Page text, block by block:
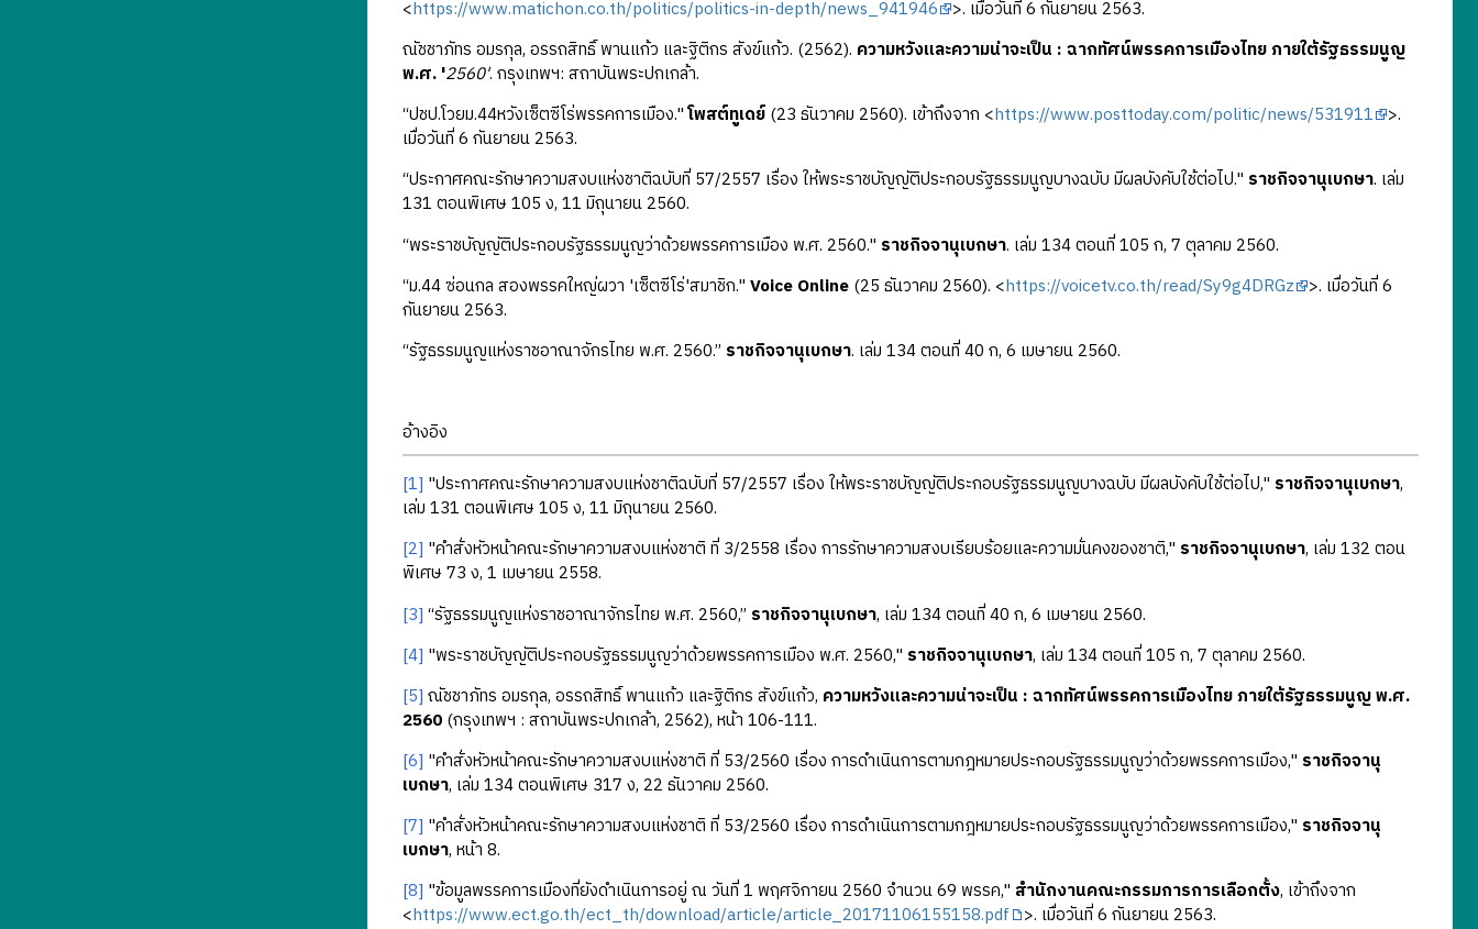
<https://www.matichon.co.th/politics/politics-in-depth/news_941946 >. เมื่อวันที่ 6 กันยายน 2563.
ณัชชาภัทร อมรกุล, อรรถสิทธิ์ พานแก้ว และฐิติกร สังข์แก้ว. (2562). ความหวังและความน่าจะเป็น : ฉากทัศน์พรรคการเมืองไทย ภายใต้รัฐธรรมนูญ
พ.ศ. '2560'. กรุงเทพฯ: สถาบันพระปกเกล้า.
“ปชป.โวยม.44หวังเซ็ตซีโร่พรรคการเมือง."โพสต์ทูเดย์(23 ธันวาคม 2560). เข้าถึงจาก <https://www.posttoday.com/politic/news/531911 >.
เมื่อวันที่ 6 กันยายน 2563.
“ประกาศคณะรักษาความสงบแห่งชาติฉบับที่ 57/2557 เรื่อง ให้พระราชบัญญัติประกอบรัฐธรรมนูญบางฉบับ มีผลบังคับใช้ต่อไป." ราชกิจจานุเบกษา. เล่ม
131 ตอนพิเศษ 105 ง, 11 มิถุนายน 2560.
“พระราชบัญญัติประกอบรัฐธรรมนูญว่าด้วยพรรคการเมือง พ.ศ. 2560." ราชกิจจานุเบกษา. เล่ม 134 ตอนที่ 105 ก, 7 ตุลาคม 2560.
“ม.44 ซ่อนกล สองพรรคใหญ่ผวา 'เซ็ตซีโร่'สมาชิก." Voice Online(25 ธันวาคม 2560). <https://voicetv.co.th/read/Sy9g4DRGz >. เมื่อวันที่ 6
กันยายน 2563.
“รัฐธรรมนูญแห่งราชอาณาจักรไทย พ.ศ. 2560.” ราชกิจจานุเบกษา. เล่ม 134 ตอนที่ 40 ก, 6 เมษายน 2560.
อ้างอิง
[1] "ประกาศคณะรักษาความสงบแห่งชาติฉบับที่ 57/2557 เรื่อง ให้พระราชบัญญัติประกอบรัฐธรรมนูญบางฉบับ มีผลบังคับใช้ต่อไป," ราชกิจจานุเบกษา,
เล่ม 131 ตอนพิเศษ 105 ง, 11 มิถุนายน 2560.
[2] "คําสั่งหัวหน้าคณะรักษาความสงบแห่งชาติ ที่ 3/2558 เรื่อง การรักษาความสงบเรียบร้อยและความมั่นคงของชาติ," ราชกิจจานุเบกษา, เล่ม 132 ตอน
พิเศษ 73 ง, 1 เมษายน 2558.
[3] “รัฐธรรมนูญแห่งราชอาณาจักรไทย พ.ศ. 2560,” ราชกิจจานุเบกษา, เล่ม 134 ตอนที่ 40 ก, 6 เมษายน 2560.
[4] "พระราชบัญญัติประกอบรัฐธรรมนูญว่าด้วยพรรคการเมือง พ.ศ. 2560," ราชกิจจานุเบกษา, เล่ม 134 ตอนที่ 105 ก, 7 ตุลาคม 2560.
[5] ณัชชาภัทร อมรกุล, อรรถสิทธิ์ พานแก้ว และฐิติกร สังข์แก้ว, ความหวังและความน่าจะเป็น : ฉากทัศน์พรรคการเมืองไทย ภายใต้รัฐธรรมนูญ พ.ศ.
2560(กรุงเทพฯ : สถาบันพระปกเกล้า, 2562), หน้า 106-111.
[6] "คำสั่งหัวหน้าคณะรักษาความสงบแห่งชาติ ที่ 53/2560 เรื่อง การดำเนินการตามกฎหมายประกอบรัฐธรรมนูญว่าด้วยพรรคการเมือง," ราชกิจจานุ
เบกษา, เล่ม 134 ตอนพิเศษ 317 ง, 22 ธันวาคม 2560.
[7] "คำสั่งหัวหน้าคณะรักษาความสงบแห่งชาติ ที่ 53/2560 เรื่อง การดำเนินการตามกฎหมายประกอบรัฐธรรมนูญว่าด้วยพรรคการเมือง," ราชกิจจานุ
เบกษา, หน้า 8.
[8] "ข้อมูลพรรคการเมืองที่ยังดำเนินการอยู่ ณ วันที่ 1 พฤศจิกายน 2560 จำนวน 69 พรรค," สำนักงานคณะกรรมการการเลือกตั้ง, เข้าถึงจาก
<https://www.ect.go.th/ect_th/download/article/article_20171106155158.pdf >. เมื่อวันที่ 6 กันยายน 2563.